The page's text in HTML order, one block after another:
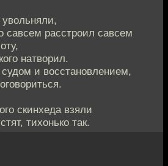
увольняли,
савсем расстроил савсем
натворил.
и восстановлением,
скинхеда взяли
тихонько так.